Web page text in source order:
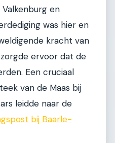
en
was hier en
kracht van
ervoor dat de
Een cruciaal
van de Maas bij
leidde naar de
bij Baarle-